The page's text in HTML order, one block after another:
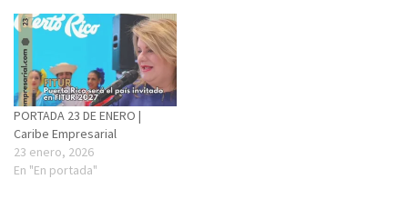
PORTADA 23 DE ENERO |
Caribe Empresarial
23 enero, 2026
En "En portada"